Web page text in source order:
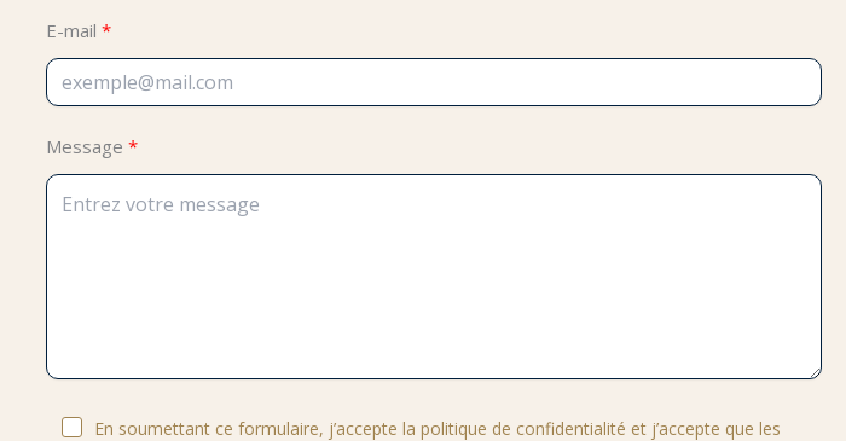
E-mail
Message
En soumettant ce formulaire, j’accepte la politique de confidentialité et j’accepte que les